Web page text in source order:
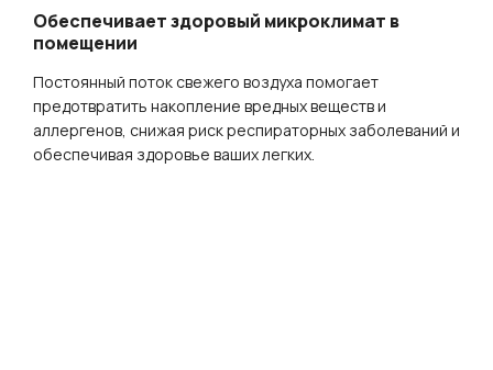
Обеспечивает здоровый микроклимат в
помещении
Постоянный поток свежего воздуха помогает
предотвратить накопление вредных веществ и
аллергенов, снижая риск респираторных заболеваний и
обеспечивая здоровье ваших легких.